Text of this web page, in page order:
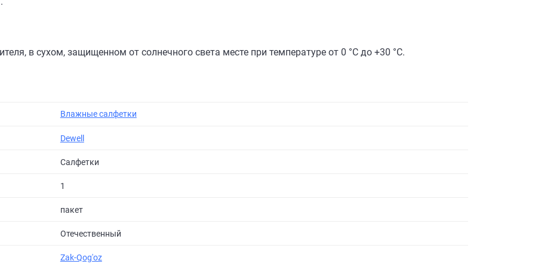
в сухом, защищенном от солнечного света месте при температуре от 0 °C до +30 °C.
Влажные салфетки
Dewell
Салфетки
1
пакет
Отечественный
Zak-Qog'oz